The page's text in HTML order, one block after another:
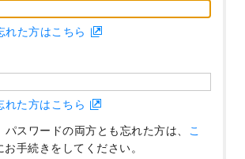
れた方はこちら
れた方はこちら
パスワードの両方とも忘れた方は、 こ
お手続きをしてください。